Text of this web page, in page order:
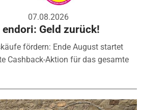
07.08.2026
Geld zurück!
fördern: Ende August startet
Cashback-Aktion für das gesamte